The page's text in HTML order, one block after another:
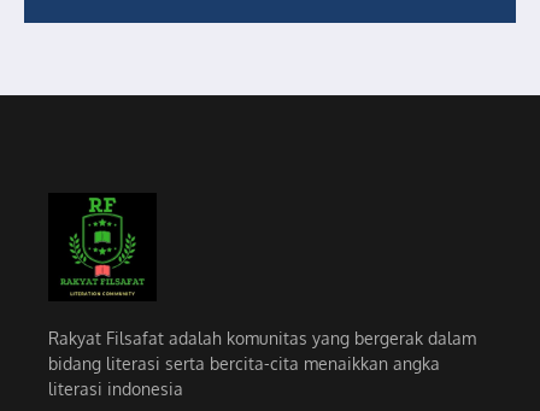
Rakyat Filsafat adalah komunitas yang bergerak dalam
bidang literasi serta bercita-cita menaikkan angka
literasi indonesia